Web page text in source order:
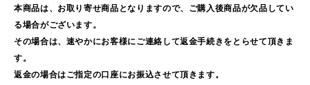
本商品は、お取り寄せ商品となりますので、ご購入後商品が欠品してい
る場合がございます。
その場合は、速やかにお客様にご連絡して返金手続きをとらせて頂きま
す。
返金の場合はご指定の口座にお振込させて頂きます。